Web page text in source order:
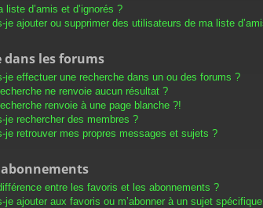
liste d’amis et d’ignorés ?
je ajouter ou supprimer des utilisateurs de ma liste
dans les forums
je effectuer une recherche dans un ou des forums ?
ne renvoie aucun résultat ?
renvoie à une page blanche ?!
je rechercher des membres ?
je retrouver mes propres messages et sujets ?
entre les favoris et les abonnements ?
je ajouter aux favoris ou m’abonner à un sujet